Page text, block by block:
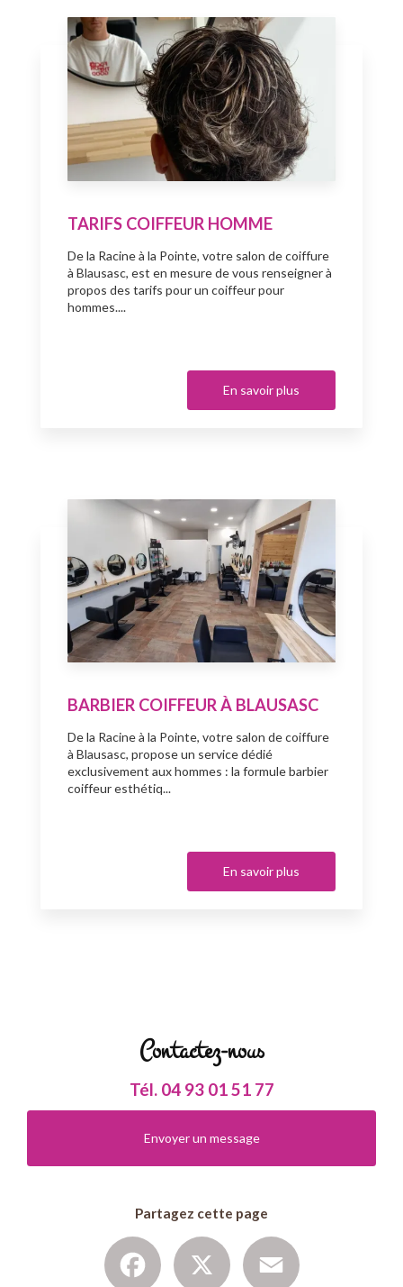
TARIFS COIFFEUR HOMME
De la Racine à la Pointe, votre salon de coiffure
à Blausasc, est en mesure de vous renseigner à
propos des tarifs pour un coiffeur pour
hommes....
En savoir plus
BARBIER COIFFEUR À BLAUSASC
De la Racine à la Pointe, votre salon de coiffure
à Blausasc, propose un service dédié
exclusivement aux hommes : la formule barbier
coiffeur esthétiq...
En savoir plus
Contactez-nous
Tél. 04 93 01 51 77
Envoyer un message
Partagez cette page
Facebook